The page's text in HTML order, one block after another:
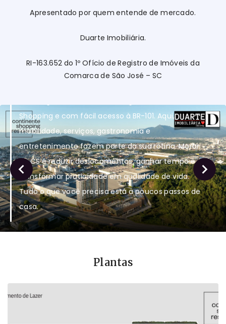
Apresentado por quem entende de mercado.
Duarte Imobiliária.
RI-163.652 do 1º Ofício de Registro de Imóveis da
Comarca de São José – SC
Viva no Centro da Conveniência
Shopping e com fácil acesso à BR-101. Aqui,
mobilidade, serviços, gastronomia e
entretenimento fazem parte da sua rotina. Morar
no CS é reduzir deslocamentos, ganhar tempo e
transformar praticidade em qualidade de vida.
Tudo o que você precisa está a poucos passos de
casa.
Plantas